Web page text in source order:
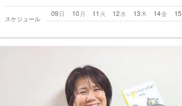
スケジュール
日
09 月
10 火
11 水
12 木
13 金
14 15